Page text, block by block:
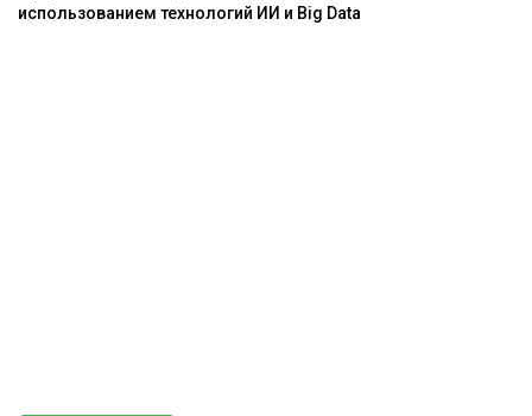
использованием технологий ИИ и Big Data